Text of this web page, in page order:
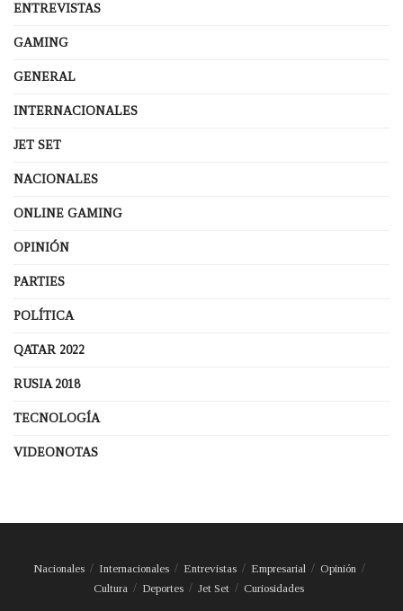
ENTREVISTAS
GAMING
GENERAL
INTERNACIONALES
JET SET
NACIONALES
ONLINE GAMING
OPINIÓN
PARTIES
POLÍTICA
QATAR 2022
RUSIA 2018
TECNOLOGÍA
VIDEONOTAS
Nacionales Internacionales Entrevistas Empresarial
Opinión
Cultura
Deportes Jet Set Curiosidades